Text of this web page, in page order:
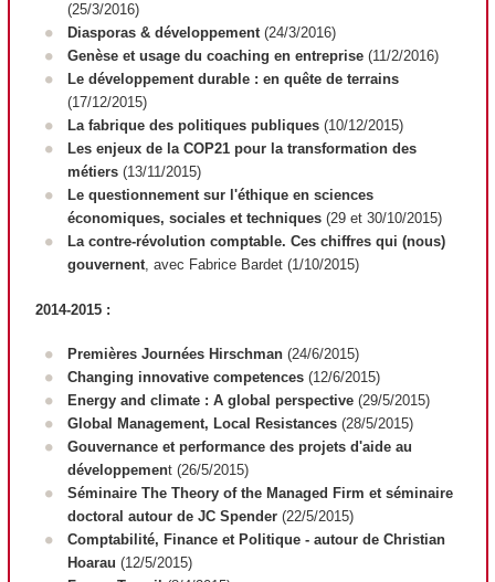
(25/3/2016)
Diasporas & développement (24/3/2016)
Genèse et usage du coaching en entreprise(11/2/2016)
Le développement durable : en quête de terrains
(17/12/2015)
La fabrique des politiques publiques(10/12/2015)
Les enjeux de la COP21 pour la transformation des
métiers(13/11/2015)
Le questionnement sur l'éthique en sciences
économiques, sociales et techniques(29 et 30/10/2015)
La contre-révolution comptable. Ces chiffres qui (nous)
gouvernent, avec Fabrice Bardet (1/10/2015)
2014-2015 :
Premières Journées Hirschman(24/6/2015)
Changing innovative competences(12/6/2015)
Energy and climate : A global perspective(29/5/2015)
Global Management, Local Resistances(28/5/2015)
Gouvernance et performance des projets d'aide au
développement (26/5/2015)
Séminaire The Theory of the Managed Firm et séminaire
doctoral autour de JC Spender(22/5/2015)
Comptabilité, Finance et Politique - autour de Christian
Hoarau (12/5/2015)